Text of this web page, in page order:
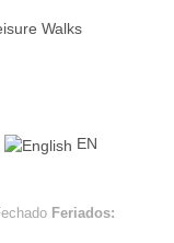
EN
Feriados: